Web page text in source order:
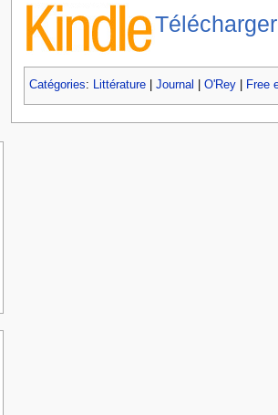
Catégories: Littérature| Journal O'Rey| Free